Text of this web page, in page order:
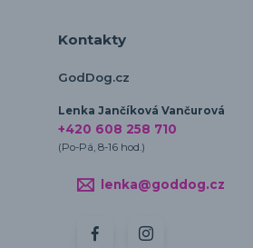
Kontakty
GodDog.cz
Lenka Jančíková Vančurová
+420 608 258 710
(Po-Pá, 8-16 hod.)
lenka@goddog.cz